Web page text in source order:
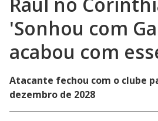
'Sonhou com
acabou com
Atacante fechou com o clube
dezembro de 2028